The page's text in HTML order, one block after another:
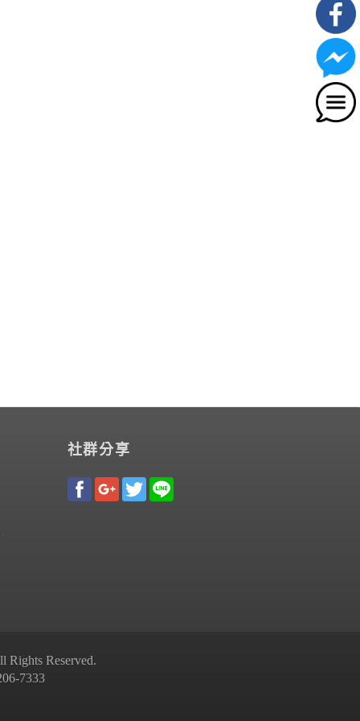
社群分享
Reserved.
7333